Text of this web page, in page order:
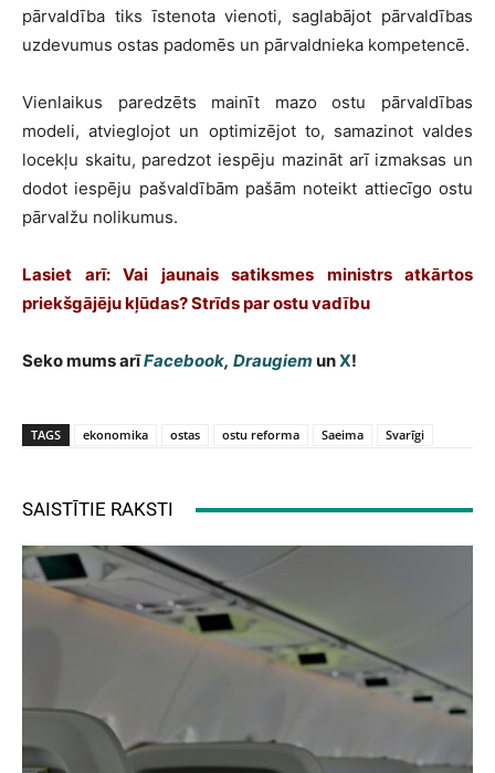
pārvaldība tiks īstenota vienoti, saglabājot pārvaldības
uzdevumus ostas padomēs un pārvaldnieka kompetencē.
Vienlaikus paredzēts mainīt mazo ostu pārvaldības
modeli, atvieglojot un optimizējot to, samazinot valdes
locekļu skaitu, paredzot iespēju mazināt arī izmaksas un
dodot iespēju pašvaldībām pašām noteikt attiecīgo ostu
pārvalžu nolikumus.
Lasiet arī: Vai jaunais satiksmes ministrs atkārtos
priekšgājēju kļūdas? Strīds par ostu vadību
Seko mums arīFacebook, Draugiem unX!
TAGS ekonomika ostas ostu reforma Saeima Svarīgi
SAISTĪTIE RAKSTI